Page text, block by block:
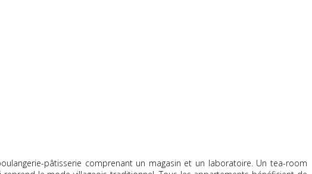
pâtisserie comprenant un magasin et un laboratoire. Un tea-room